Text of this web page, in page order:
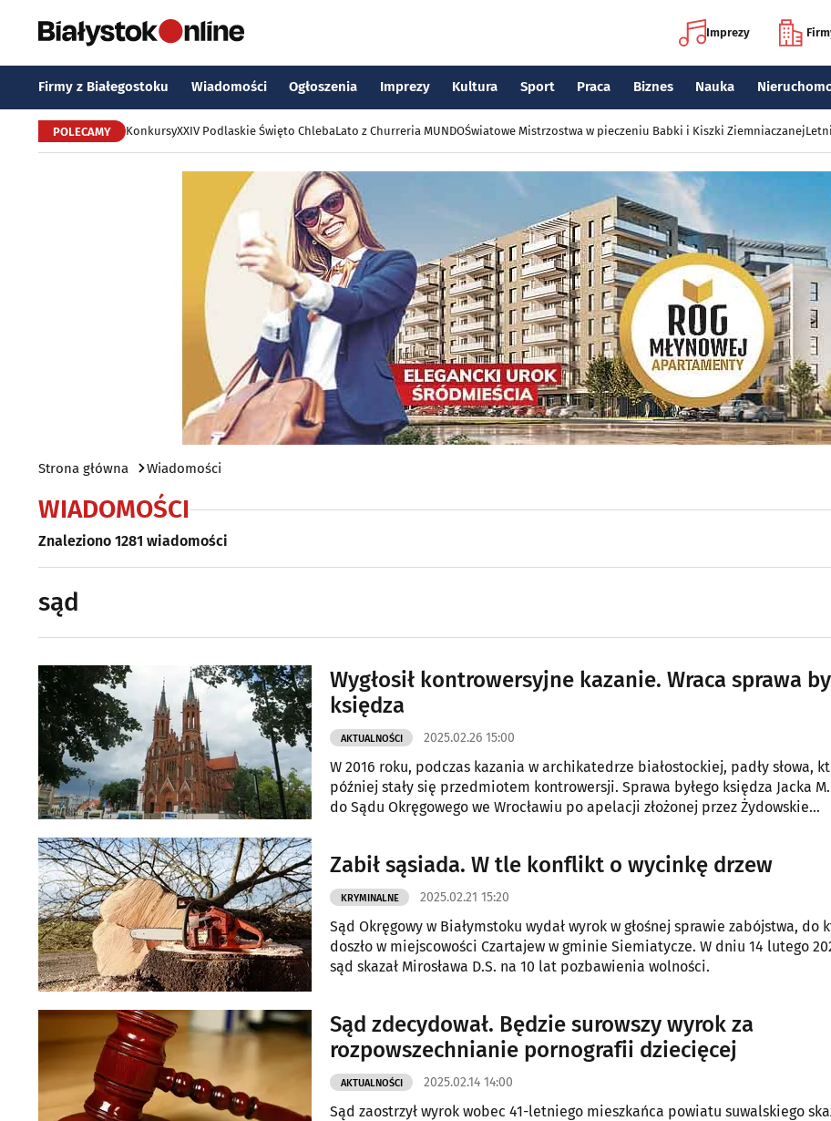
Imprezy
Firmy z Białegostoku Wiadomości Ogłoszenia Imprezy Kultura Sport Praca Biznes Nauka
POLECAMY KonkursyXXIV Podlaskie Święto ChlebaLato z Churreria MUNDOŚwiatowe Mistrzostwa w pieczeniu Babki i Kiszki Ziemniaczanej
Strona główna Wiadomości
WIADOMOŚCI
Znaleziono 1281 wiadomości
sąd
Wygłosił kontrowersyjne kazanie. Wraca sprawa
księdza
AKTUALNOŚCI 2025.02.26 15:00
W 2016 roku, podczas kazania w archikatedrze białostockiej, padły słowa,
później stały się przedmiotem kontrowersji. Sprawa byłego księdza Jacka
do Sądu Okręgowego we Wrocławiu po apelacji złożonej przez Żydowskie
Zabił sąsiada. W tle konflikt o wycinkę drzew
KRYMINALNE 2025.02.21 15:20
Sąd Okręgowy w Białymstoku wydał wyrok w głośnej sprawie zabójstwa, do
doszło w miejscowości Czartajew w gminie Siemiatycze. W dniu 14 lutego
sąd skazał Mirosława D.S. na 10 lat pozbawienia wolności.
Sąd zdecydował. Będzie surowszy wyrok za
rozpowszechnianie pornografii dziecięcej
AKTUALNOŚCI 2025.02.14 14:00
Sąd zaostrzył wyrok wobec 41-letniego mieszkańca powiatu suwalskiego